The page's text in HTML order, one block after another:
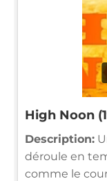
High Noon
Description:
déroule en
comme le